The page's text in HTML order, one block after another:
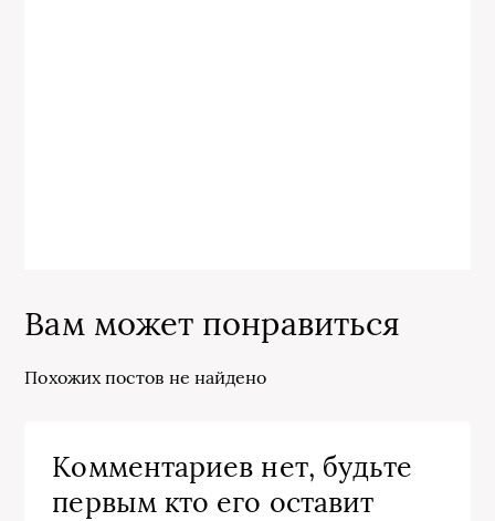
Вам может понравиться
Похожих постов не найдено
Комментариев нет, будьте
первым кто его оставит